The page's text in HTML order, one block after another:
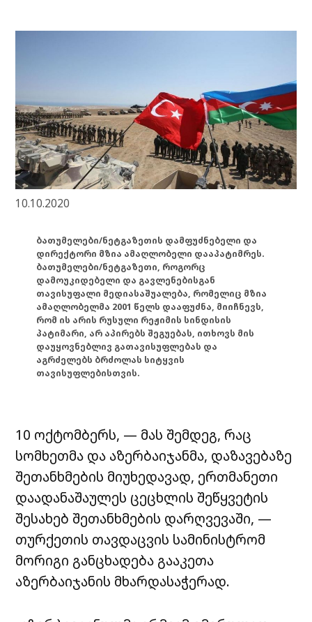
10.10.2020
ბათუმელები/ნეტგაზეთის დამფუძნებელი და
დირექტორი მზია ამაღლობელი დააპატიმრეს.
ბათუმელები/ნეტგაზეთი, როგორც
დამოუკიდებელი და გავლენებისგან
თავისუფალი მედიასაშუალება, რომელიც მზია
ამაღლობელმა 2001 წელს დააფუძნა, მიიჩნევს,
რომ ის არის რუსული რეჟიმის სინდისის
პატიმარი, არ აპირებს შეგუებას, ითხოვს მის
დაუყოვნებლივ გათავისუფლებას და
აგრძელებს ბრძოლას სიტყვის
თავისუფლებისთვის.
10 ოქტომბერს, — მას შემდეგ, რაც
სომხეთმა და აზერბაიჯანმა, დაზავებაზე
შეთანხმების მიუხედავად, ერთმანეთი
დაადანაშაულეს ცეცხლის შეწყვეტის
შესახებ შეთანხმების დარღვევაში, —
თურქეთის თავდაცვის სამინისტრომ
მორიგი განცხადება გააკეთა
აზერბაიჯანის მხარდასაჭერად.